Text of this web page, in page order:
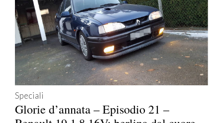
Speciali
Glorie d’annata – Episodio 21 –